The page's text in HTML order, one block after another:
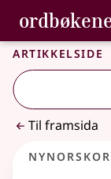
Gå til
Tilgjenge
Bokmålsordboka og
Artikkelside
Til framsida